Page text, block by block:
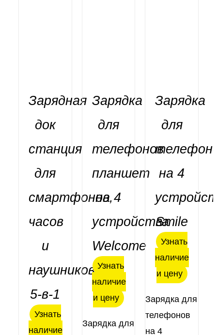
ДЕТАЛИ
Зарядная
док
станция
для
смартфонов,
часов
и
наушников
5-в-1
Узнать
наличие
Зарядка
для
телефонов
планшет
на 4
устройства
Welcome
Узнать
наличие
и цену
Зарядка для
Оценка
4.83
из 5
Зарядка
для
на 4
Smile
Узнать
наличие
и цену
Зарядка для
телефонов
на 4